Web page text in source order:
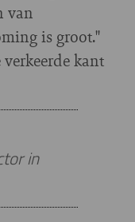
van
is groot."
kant
in